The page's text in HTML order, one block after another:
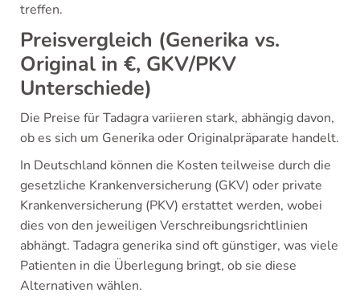
treffen.
Preisvergleich (Generika vs.
Original in €, GKV/PKV
Unterschiede)
Die Preise für Tadagra variieren stark, abhängig davon,
ob es sich um Generika oder Originalpräparate handelt.
In Deutschland können die Kosten teilweise durch die
gesetzliche Krankenversicherung (GKV) oder private
Krankenversicherung (PKV) erstattet werden, wobei
dies von den jeweiligen Verschreibungsrichtlinien
abhängt. Tadagra generika sind oft günstiger, was viele
Patienten in die Überlegung bringt, ob sie diese
Alternativen wählen.